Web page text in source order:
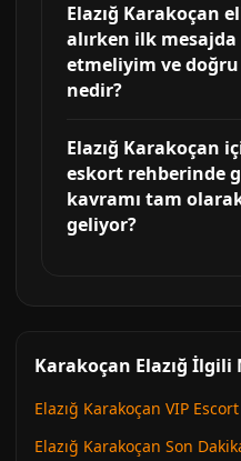
Elazığ Karakoçan
alırken ilk
etmeliyim ve
nedir?
Elazığ Karakoçan
eskort rehberinde
kavramı tam
geliyor?
Karakoçan Elazığ İlgili
Elazığ Karakoçan VIP
Elazığ Karakoçan Son